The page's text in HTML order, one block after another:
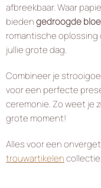
afbreekbaar. Waar
biedengedroogde
romantische
jullie grote dag.
Combineer je
voor een perfecte
ceremonie. Zo weet je
grote moment!
Alles voor een
trouwartikelencollectie.